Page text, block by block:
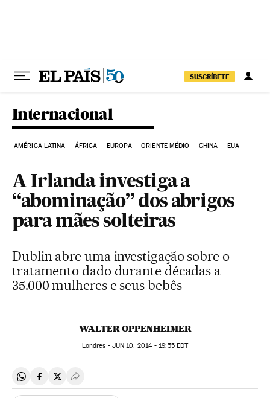
SUSCRÍBETE
Internacional
AMÉRICA LATINA ÁFRICA EUROPA ORIENTE MÉDIO CHINA EUA
A Irlanda investiga a
“abominação” dos abrigos
para mães solteiras
Dublin abre uma investigação sobre o
tratamento dado durante décadas a
35.000 mulheres e seus bebês
WALTER OPPENHEIMER
Londres - JUN 10, 2014 - 19:55EDT
Compartir en Whatsapp
Compartir en Facebook
Compartir en Twitter
Desplegar Redes Sociales